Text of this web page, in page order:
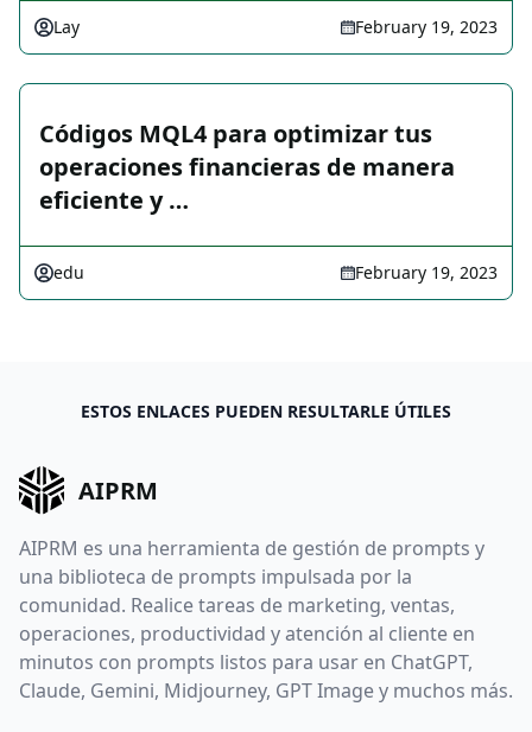
Lay February 19, 2023
Códigos MQL4 para optimizar tus
operaciones financieras de manera
eficiente y …
edu February 19, 2023
ESTOS ENLACES PUEDEN RESULTARLE ÚTILES
AIPRM
AIPRM es una herramienta de gestión de prompts y
una biblioteca de prompts impulsada por la
comunidad. Realice tareas de marketing, ventas,
operaciones, productividad y atención al cliente en
minutos con prompts listos para usar en ChatGPT,
Claude, Gemini, Midjourney, GPT Image y muchos más.